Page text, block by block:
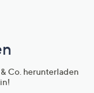
Co. herunterladen